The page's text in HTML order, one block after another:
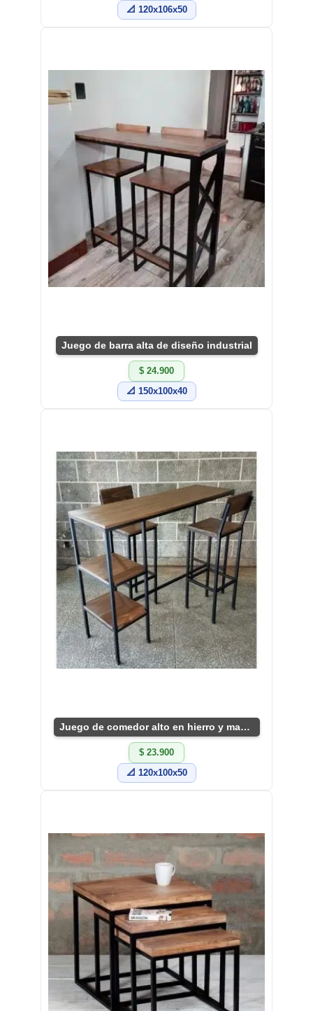
📐 120x106x50
Juego de barra alta de diseño industrial
$ 24.900
📐 150x100x40
Juego de comedor alto en hierro y madera
$ 23.900
📐 120x100x50